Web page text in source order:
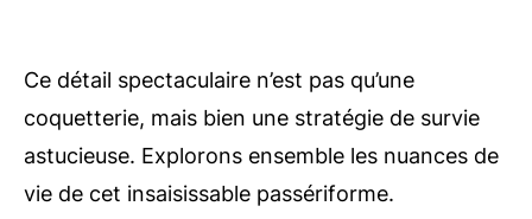
Ce détail spectaculaire n’est pas qu’une
coquetterie, mais bien une stratégie de survie
astucieuse. Explorons ensemble les nuances de
vie de cet insaisissable passériforme.